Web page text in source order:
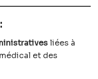
liées à
et des